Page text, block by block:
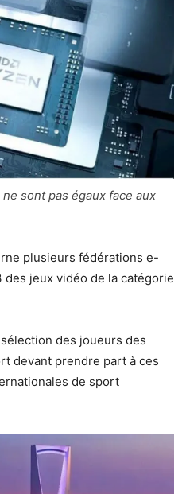
sont pas égaux face aux
plusieurs fédérations e-
jeux vidéo de la catégorie
sélection des joueurs des
devant prendre part à ces
de sport